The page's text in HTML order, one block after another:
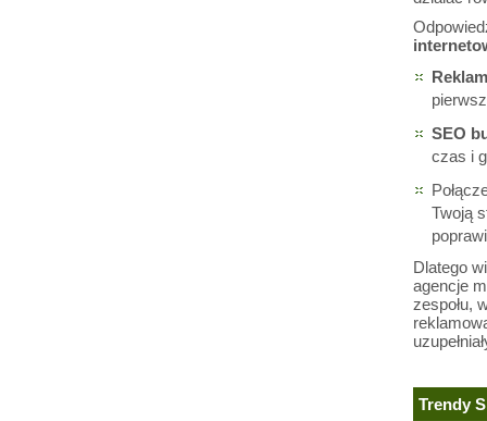
SEO
czas i
Twoją
Dlatego
agencje
zespołu,
Trendy